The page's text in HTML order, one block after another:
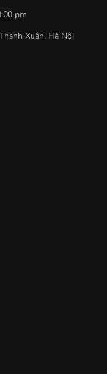
pm
Xuân, Hà Nội